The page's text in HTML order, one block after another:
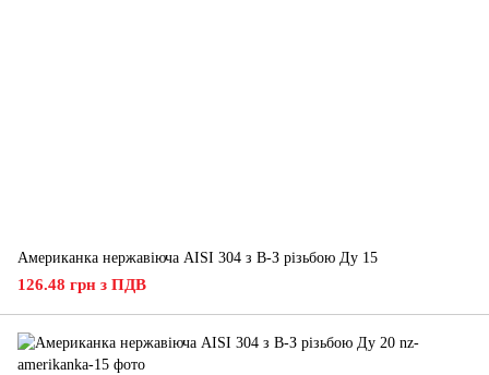
Американка нержавіюча AISI 304 з В-З різьбою Ду 15
126.48 грн з ПДВ